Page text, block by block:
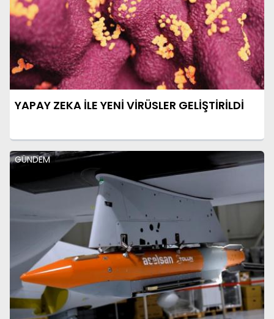
YAPAY ZEKA İLE YENİ VİRÜSLER GELİŞTİRİLDİ
GÜNDEM